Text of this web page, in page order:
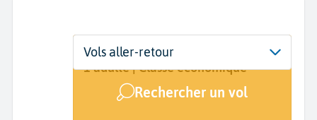
Départ
De...
Dates
Dates de votre voyage
Voyageurs | Classe
1 adulte | Classe économique
Rechercher un vol
Vols aller-retour